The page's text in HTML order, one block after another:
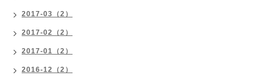
2017-03（2）
2017-02（2）
2017-01（2）
2016-12（2）